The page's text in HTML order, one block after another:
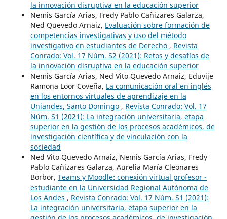
la innovación disruptiva en la educación superior
Nemis García Arias, Fredy Pablo Cañizares Galarza,
Ned Quevedo Arnaiz, Evaluación sobre formación de
competencias investigativas y uso del método
investigativo en estudiantes de Derecho , Revista
Conrado: Vol. 17 Núm. S2 (2021): Retos y desafíos de
la innovación disruptiva en la educación superior
Nemis García Arias, Ned Vito Quevedo Arnaiz, Eduvije
Ramona Loor Coveña, La comunicación oral en inglés
en los entornos virtuales de aprendizaje en la
Uniandes, Santo Domingo , Revista Conrado: Vol. 17
Núm. S1 (2021): La integración universitaria, etapa
superior en la gestión de los procesos académicos, de
investigación científica y de vinculación con la
sociedad
Ned Vito Quevedo Arnaiz, Nemis García Arias, Fredy
Pablo Cañizares Galarza, Aurelia María Cleonares
Borbor, Teams y Moodle: conexión virtual profesor -
estudiante en la Universidad Regional Autónoma de
Los Andes , Revista Conrado: Vol. 17 Núm. S1 (2021):
La integración universitaria, etapa superior en la